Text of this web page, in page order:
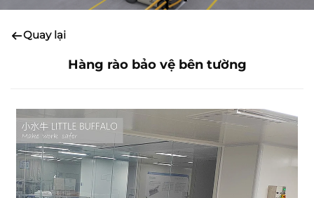
Quay lại
Hàng rào bảo vệ bên tường